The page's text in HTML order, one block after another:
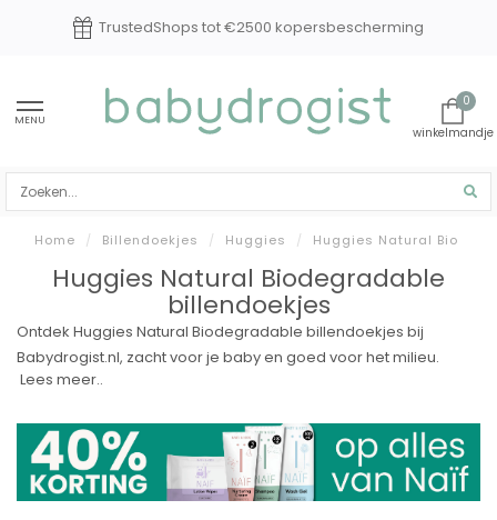
TrustedShops tot €2500 kopersbescherming
MENU
0
Home / Billendoekjes / Huggies / Huggies Natural Bio
Huggies Natural Biodegradable
billendoekjes
Ontdek Huggies Natural Biodegradable billendoekjes bij
Babydrogist.nl, zacht voor je baby en goed voor het milieu.
Lees meer..